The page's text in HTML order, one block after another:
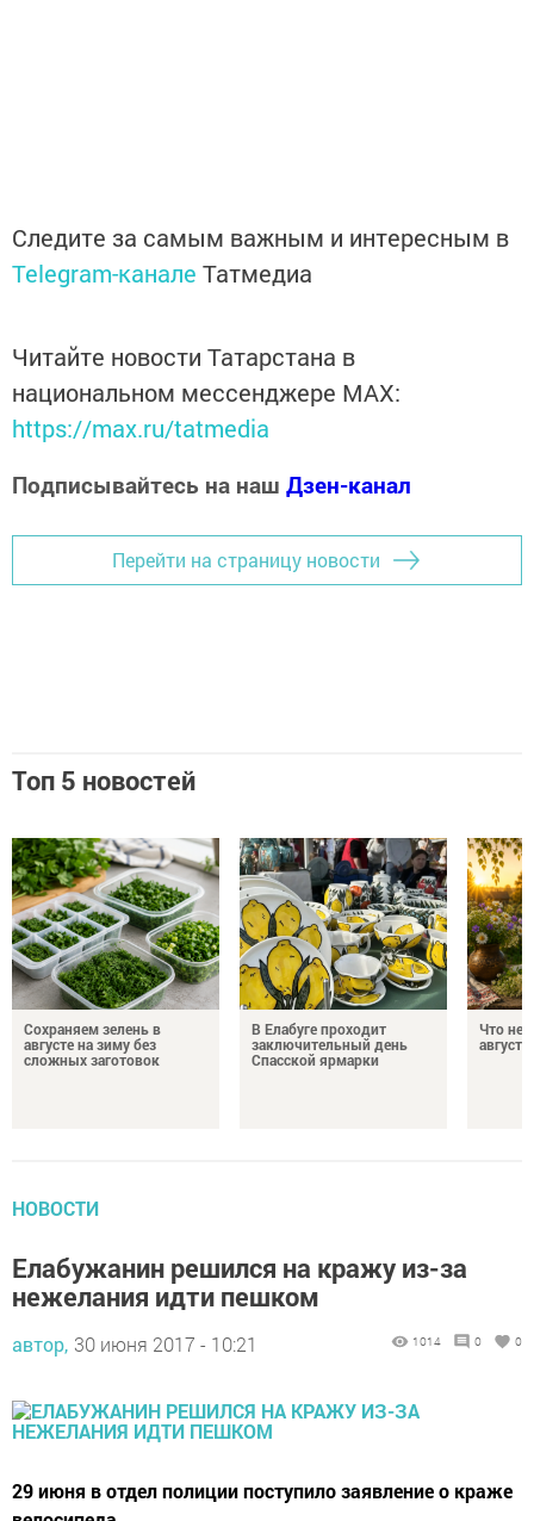
Следите за самым важным и интересным в
Telegram-канале Татмедиа
Читайте новости Татарстана в
национальном мессенджере MАХ:
https://max.ru/tatmedia
Подписывайтесь на наш Дзен-канал
Перейти на страницу новости
Топ 5 новостей
Сохраняем зелень в
августе на зиму без
сложных заготовок
В Елабуге проходит
заключительный день
Спасской ярмарки
Что
НОВОСТИ
Елабужанин решился на кражу из-за
нежелания идти пешком
автор, 30 июня 2017 - 10:21 1014 0 0
29 июня в отдел полиции поступило заявление о краже